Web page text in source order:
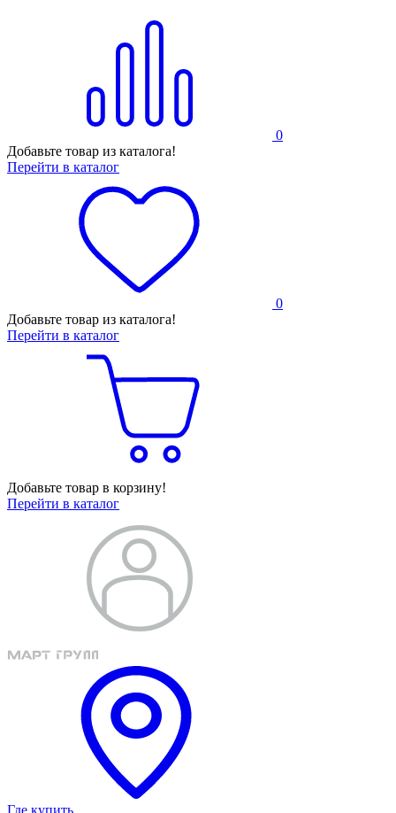
0
Добавьте товар из каталога!
Перейти в каталог
0
Добавьте товар из каталога!
Перейти в каталог
Добавьте товар в корзину!
Перейти в каталог
Где купить